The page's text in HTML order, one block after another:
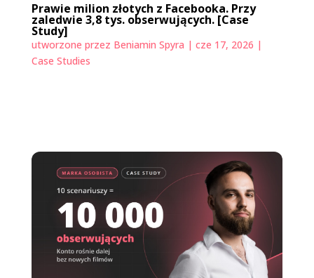
Prawie milion złotych z Facebooka. Przy
zaledwie 3,8 tys. obserwujących. [Case
Study]
utworzone przez Beniamin Spyra | cze 17, 2026 |
Case Studies